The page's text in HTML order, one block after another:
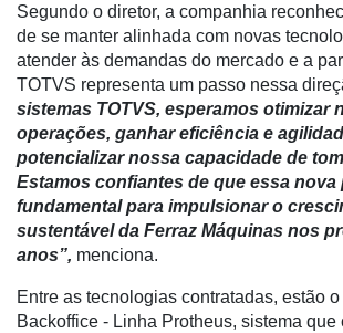
de
Cadeira
Artigos
Agenda
Agricultura
de
Precisão
Automação
e
Robótica
Segundo o diretor, a companhia
de se manter alinhada com novas
atender às demandas do mercado e a
TOTVS representa um passo nessa
sistemas TOTVS, esperamos otimizar
operações, ganhar eficiência e
potencializar nossa capacidade de
Estamos confiantes de que essa nova
fundamental para impulsionar o
sustentável da Ferraz Máquinas nos
anos”, menciona.
Entre as tecnologias contratadas, estão
Backoffice - Linha Protheus, sistema que